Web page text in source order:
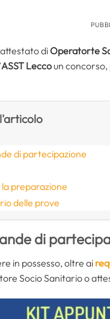
attestato diOperatorte
ASST Lecco un concorso,
di partecipazione
preparazione
delle prove
di
in possesso, oltre ai
Socio Sanitario o